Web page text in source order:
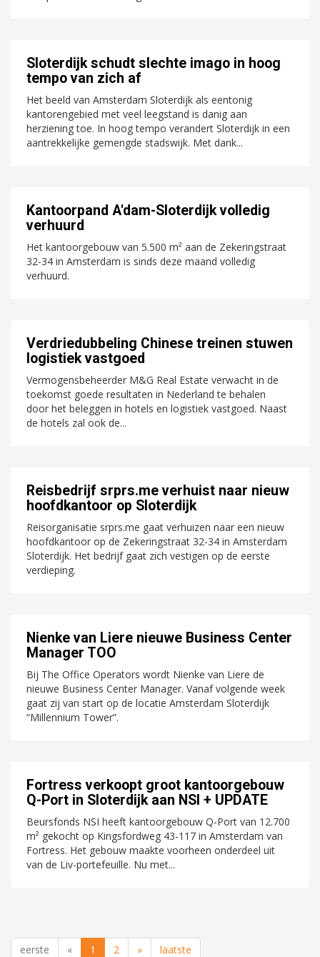
Sloterdijk schudt slechte imago in hoog
tempo van zich af
Het beeld van Amsterdam Sloterdijk als eentonig
kantorengebied met veel leegstand is danig aan
herziening toe. In hoog tempo verandert Sloterdijk in een
aantrekkelijke gemengde stadswijk. Met dank...
Kantoorpand A'dam-Sloterdijk volledig
verhuurd
Het kantoorgebouw van 5.500 m² aan de Zekeringstraat
32-34 in Amsterdam is sinds deze maand volledig
verhuurd.
Verdriedubbeling Chinese treinen stuwen
logistiek vastgoed
Vermogensbeheerder M&G Real Estate verwacht in de
toekomst goede resultaten in Nederland te behalen
door het beleggen in hotels en logistiek vastgoed. Naast
de hotels zal ook de...
Reisbedrijf srprs.me verhuist naar nieuw
hoofdkantoor op Sloterdijk
Reisorganisatie srprs.me gaat verhuizen naar een nieuw
hoofdkantoor op de Zekeringstraat 32-34 in Amsterdam
Sloterdijk. Het bedrijf gaat zich vestigen op de eerste
verdieping.
Nienke van Liere nieuwe Business Center
Manager TOO
Bij The Office Operators wordt Nienke van Liere de
nieuwe Business Center Manager. Vanaf volgende week
gaat zij van start op de locatie Amsterdam Sloterdijk
“Millennium Tower”.
Fortress verkoopt groot kantoorgebouw
Q-Port in Sloterdijk aan NSI + UPDATE
Beursfonds NSI heeft kantoorgebouw Q-Port van 12.700
m² gekocht op Kingsfordweg 43-117 in Amsterdam van
Fortress. Het gebouw maakte voorheen onderdeel uit
van de Liv-portefeuille. Nu met...
eerste « 1 2 » laatste